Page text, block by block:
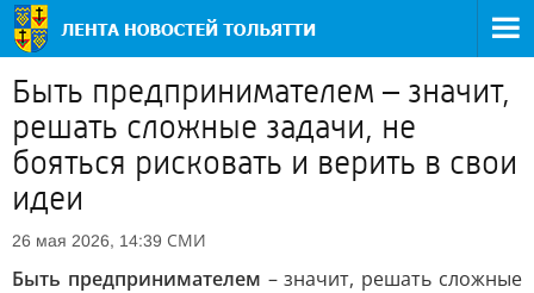
Быть предпринимателем – значит,
решать сложные задачи, не
бояться рисковать и верить в свои
идеи
26 мая 2026, 14:39 СМИ
Быть предпринимателем – значит, решать сложные